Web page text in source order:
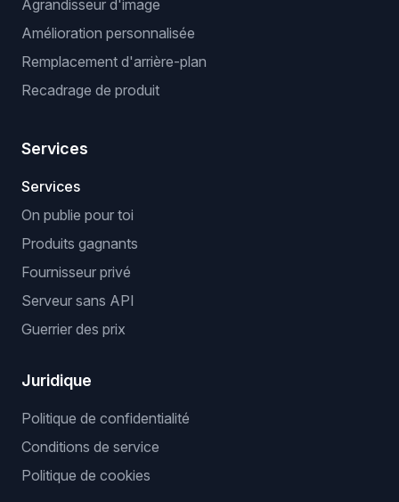
Agrandisseur d'image
Amélioration personnalisée
Remplacement d'arrière-plan
Recadrage de produit
Services
Services
On publie pour toi
Produits gagnants
Fournisseur privé
Serveur sans API
Guerrier des prix
Juridique
Politique de confidentialité
Conditions de service
Politique de cookies